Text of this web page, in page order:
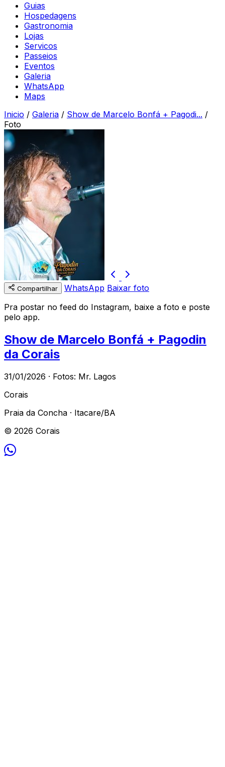
Guias
Hospedagens
Gastronomia
Lojas
Servicos
Passeios
Eventos
Galeria
WhatsApp
Maps
Inicio / Galeria / Show de Marcelo Bonfá + Pagodi... /
Foto
Compartilhar WhatsApp Baixar foto
Pra postar no feed do Instagram, baixe a foto e poste
pelo app.
Show de Marcelo Bonfá + Pagodin
da Corais
31/01/2026 · Fotos: Mr. Lagos
Corais
Praia da Concha · Itacare/BA
© 2026 Corais